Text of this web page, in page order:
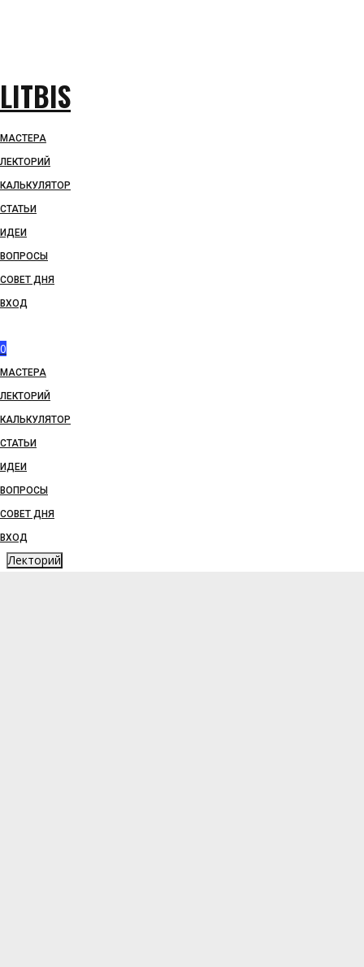
LITBIS
МАСТЕРА
ЛЕКТОРИЙ
КАЛЬКУЛЯТОР
СТАТЬИ
ИДЕИ
ВОПРОСЫ
СОВЕТ ДНЯ
ВХОД
0
МАСТЕРА
ЛЕКТОРИЙ
КАЛЬКУЛЯТОР
СТАТЬИ
ИДЕИ
ВОПРОСЫ
СОВЕТ ДНЯ
ВХОД
Лекторий